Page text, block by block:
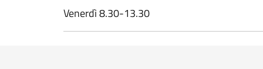
Venerdì 8.30-13.30